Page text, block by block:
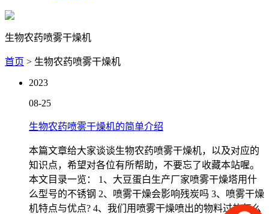
生物农药喷雾干燥机
首页 > 生物农药喷雾干燥机
2023
08-25
生物农药喷雾干燥机的简单介绍
本篇文章给大家谈谈生物农药喷雾干燥机，以及对应的
知识点，希望对各位有所帮助，不要忘了收藏本站喔。
本文目录一览： 1、大豆蛋白生产厂家喷雾干燥塔用什
么型号的不锈钢 2、喷雾干燥会影响残炭吗 3、喷雾干燥
机特点与优点? 4、我们用喷雾干燥喷出的物料过热怎么